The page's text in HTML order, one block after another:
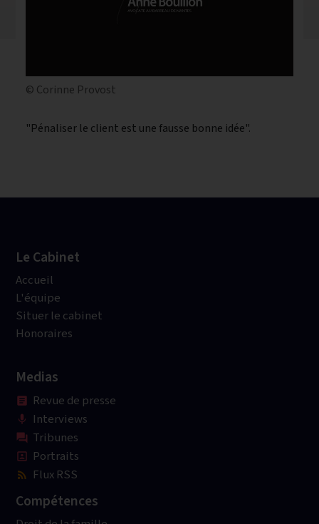
© Corinne Provost
"Pénaliser le client est une fausse bonne idée".
Le Cabinet
Accueil
L'équipe
Situer le cabinet
Honoraires
Medias
article Revue de presse
mic Interviews
question_answer Tribunes
portrait Portraits
rss_feed Flux RSS
Compétences